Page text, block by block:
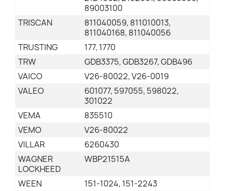
89003100
TRISCAN
811040059, 811010013,
811040168, 811040056
TRUSTING
177, 1770
TRW
GDB3375, GDB3267, GDB496
VAICO
V26-80022, V26-0019
VALEO
601077, 597055, 598022,
301022
VEMA
835510
VEMO
V26-80022
VILLAR
6260430
WAGNER
LOCKHEED
WBP21515A
WEEN
151-1024, 151-2243